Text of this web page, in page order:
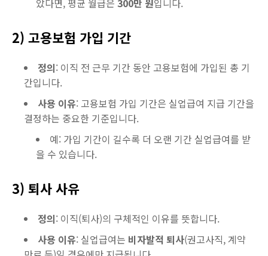
았다면, 평균 월급은 300만 원입니다.
2) 고용보험 가입 기간
정의: 이직 전 근무 기간 동안 고용보험에 가입된 총 기
간입니다.
사용 이유: 고용보험 가입 기간은 실업급여 지급 기간을
결정하는 중요한 기준입니다.
예: 가입 기간이 길수록 더 오랜 기간 실업급여를 받
을 수 있습니다.
3) 퇴사 사유
정의: 이직(퇴사)의 구체적인 이유를 뜻합니다.
사용 이유: 실업급여는 비자발적 퇴사(권고사직, 계약